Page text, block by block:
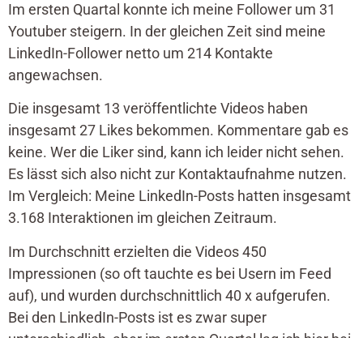
Im ersten Quartal konnte ich meine Follower um 31
Youtuber steigern. In der gleichen Zeit sind meine
LinkedIn-Follower netto um 214 Kontakte
angewachsen.
Die insgesamt 13 veröffentlichte Videos haben
insgesamt 27 Likes bekommen. Kommentare gab es
keine. Wer die Liker sind, kann ich leider nicht sehen.
Es lässt sich also nicht zur Kontaktaufnahme nutzen.
Im Vergleich: Meine LinkedIn-Posts hatten insgesamt
3.168 Interaktionen im gleichen Zeitraum.
Im Durchschnitt erzielten die Videos 450
Impressionen (so oft tauchte es bei Usern im Feed
auf), und wurden durchschnittlich 40 x aufgerufen.
Bei den LinkedIn-Posts ist es zwar super